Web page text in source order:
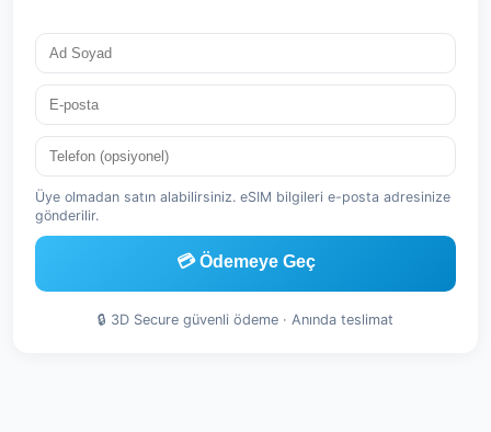
Üye olmadan satın alabilirsiniz. eSIM bilgileri e-posta adresinize
gönderilir.
💳 Ödemeye Geç
🔒 3D Secure güvenli ödeme · Anında teslimat